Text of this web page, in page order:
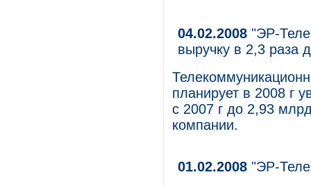
04.02.2008 "ЭР-
выручку в 2,3 раза
планирует в 2008 г
с 2007 г до 2,93
компании.
01.02.2008 "ЭР-